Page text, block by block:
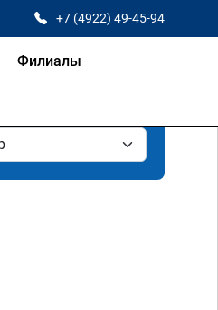
+7 (4922) 49-45-94
Филиалы